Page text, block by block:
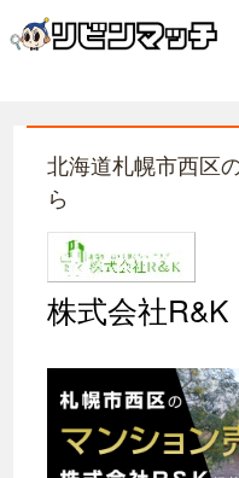
北海道札幌市西区
ら
株式会社R&K